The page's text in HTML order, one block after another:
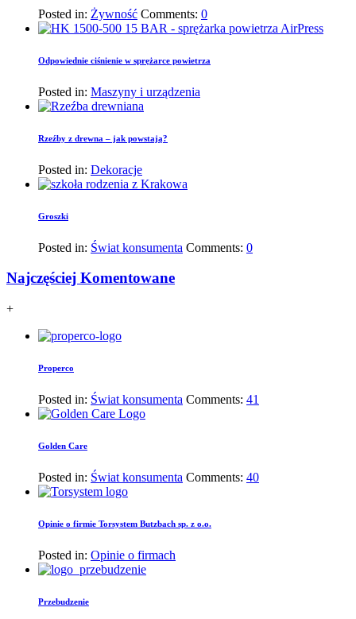
Posted in: Żywność Comments: 0
Odpowiednie ciśnienie w sprężarce powietrza
Posted in: Maszyny i urządzenia
Rzeźby z drewna – jak powstają?
Posted in: Dekoracje
Groszki
Posted in: Świat konsumenta Comments: 0
Najczęściej Komentowane
+
Properco
Posted in: Świat konsumenta Comments: 41
Golden Care
Posted in: Świat konsumenta Comments: 40
Opinie o firmie Torsystem Butzbach sp. z o.o.
Posted in: Opinie o firmach
Przebudzenie